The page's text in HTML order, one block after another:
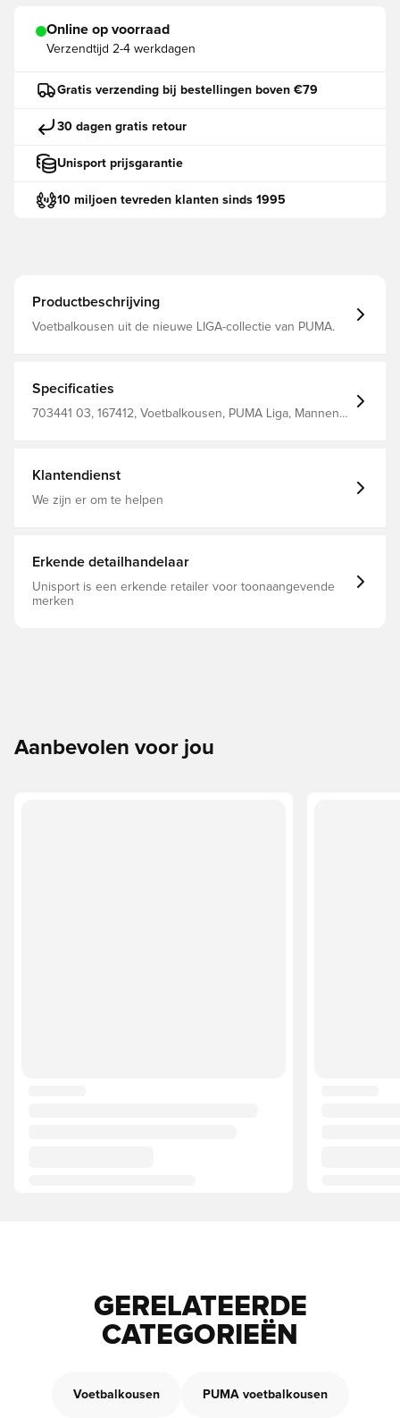
Online op voorraad
Verzendtijd 2-4 werkdagen
Gratis verzending bij bestellingen boven €79
30 dagen gratis retour
Unisport prijsgarantie
10 miljoen tevreden klanten sinds 1995
Productbeschrijving
Voetbalkousen uit de nieuwe LIGA-collectie van PUMA.
Specificaties
703441 03, 167412, Voetbalkousen, PUMA Liga, Mannen,
Klantendienst
We zijn er om te helpen
Erkende detailhandelaar
Unisport is een erkende retailer voor toonaangevende
merken
Aanbevolen voor jou
GERELATEERDE
CATEGORIEËN
Voetbalkousen PUMA voetbalkousen